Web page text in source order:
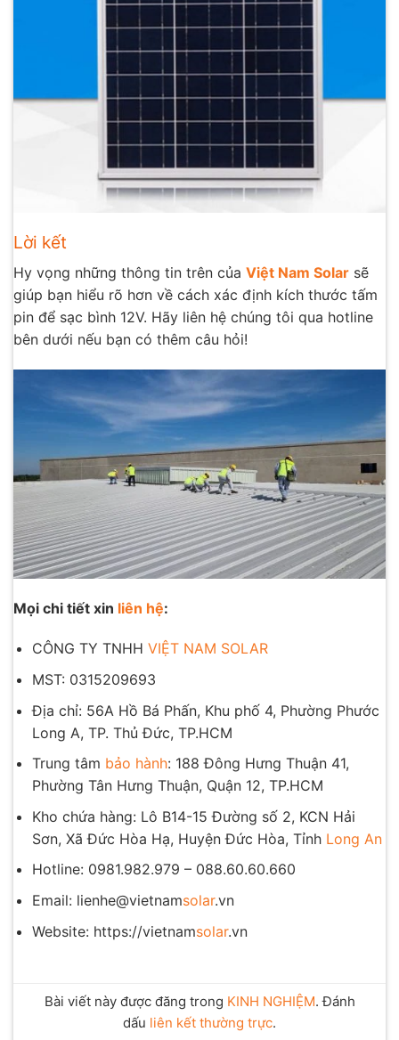
Lời kết
Hy vọng những thông tin trên của Việt Nam Solar sẽ
giúp bạn hiểu rõ hơn về cách xác định kích thước tấm
pin để sạc bình 12V. Hãy liên hệ chúng tôi qua hotline
bên dưới nếu bạn có thêm câu hỏi!
Mọi chi tiết xin liên hệ:
CÔNG TY TNHH VIỆT NAM SOLAR
MST: 0315209693
Địa chỉ: 56A Hồ Bá Phấn, Khu phố 4, Phường Phước
Long A, TP. Thủ Đức, TP.HCM
Trung tâm bảo hành: 188 Đông Hưng Thuận 41,
Phường Tân Hưng Thuận, Quận 12, TP.HCM
Kho chứa hàng: Lô B14-15 Đường số 2, KCN Hải
Sơn, Xã Đức Hòa Hạ, Huyện Đức Hòa, Tỉnh Long An
Hotline: 0981.982.979 – 088.60.60.660
Email: lienhe@vietnamsolar.vn
Website: https://vietnamsolar.vn
Bài viết này được đăng trong KINH NGHIỆM. Đánh
dấu liên kết thường trực.